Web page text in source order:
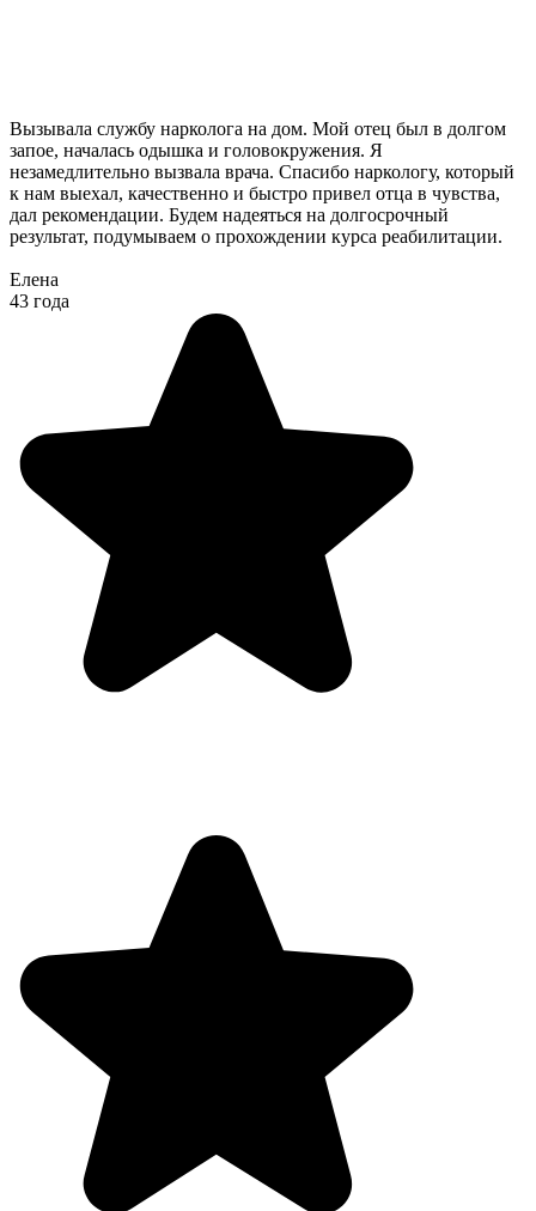
Вызывала службу нарколога на дом. Мой отец был в долгом
запое, началась одышка и головокружения. Я
незамедлительно вызвала врача. Спасибо наркологу, который
к нам выехал, качественно и быстро привел отца в чувства,
дал рекомендации. Будем надеяться на долгосрочный
результат, подумываем о прохождении курса реабилитации.
Елена
43 года